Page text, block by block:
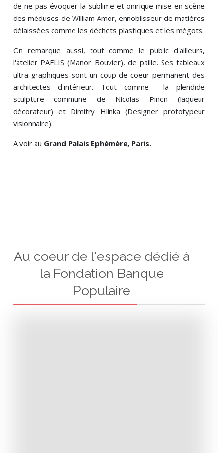
de ne pas évoquer la sublime et onirique mise en scène
des méduses de William Amor, ennoblisseur de matières
délaissées comme les déchets plastiques et les mégots.
On remarque aussi, tout comme le public d'ailleurs,
l'atelier PAELIS (Manon Bouvier), de paille. Ses tableaux
ultra graphiques sont un coup de coeur permanent des
architectes d'intérieur. Tout comme la plendide
sculpture commune de Nicolas Pinon (laqueur
décorateur) et Dimitry Hlinka (Designer prototypeur
visionnaire).
A voir au Grand Palais Ephémère, Paris.
Au coeur de l'espace dédié à
la Fondation Banque
Populaire